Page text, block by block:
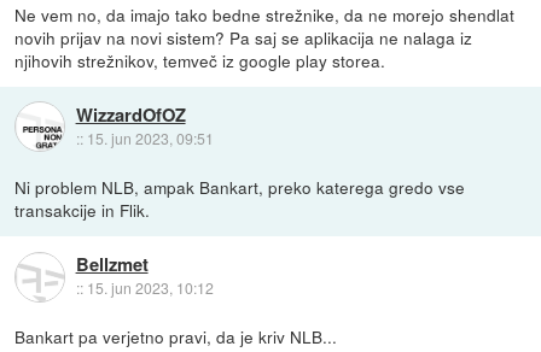
Ne vem no, da imajo tako bedne strežnike, da ne morejo shendlat
novih prijav na novi sistem? Pa saj se aplikacija ne nalaga iz
njihovih strežnikov, temveč iz google play storea.
WizzardOfOZ
:: 15. jun 2023, 09:51
Ni problem NLB, ampak Bankart, preko katerega gredo vse
transakcije in Flik.
Bellzmet
:: 15. jun 2023, 10:12
Bankart pa verjetno pravi, da je kriv NLB...